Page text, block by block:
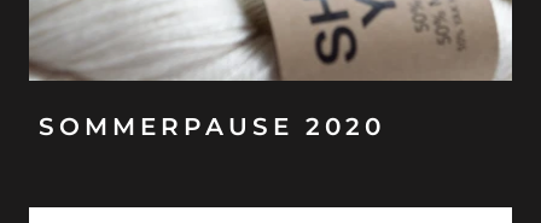
SOMMERPAUSE 2020